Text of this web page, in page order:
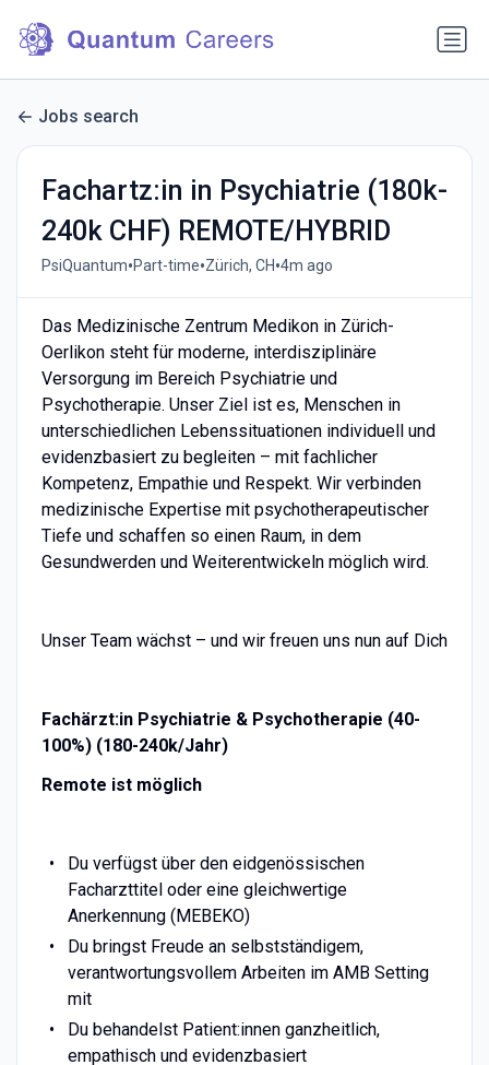
Jobs search
Fachartz:in in Psychiatrie (180k-
240k CHF) REMOTE/HYBRID
PsiQuantum•Part-time•Zürich, CH•4m ago
Das Medizinische Zentrum Medikon in Zürich-
Oerlikon steht für moderne, interdisziplinäre
Versorgung im Bereich Psychiatrie und
Psychotherapie. Unser Ziel ist es, Menschen in
unterschiedlichen Lebenssituationen individuell und
evidenzbasiert zu begleiten – mit fachlicher
Kompetenz, Empathie und Respekt. Wir verbinden
medizinische Expertise mit psychotherapeutischer
Tiefe und schaffen so einen Raum, in dem
Gesundwerden und Weiterentwickeln möglich wird.
Unser Team wächst – und wir freuen uns nun auf Dich
Fachärzt:in Psychiatrie & Psychotherapie (40-
100%) (180-240k/Jahr)
Remote ist möglich
Du verfügst über den eidgenössischen
Facharzttitel oder eine gleichwertige
Anerkennung (MEBEKO)
Du bringst Freude an selbstständigem,
verantwortungsvollem Arbeiten im AMB Setting
mit
Du behandelst Patient:innen ganzheitlich,
empathisch und evidenzbasiert